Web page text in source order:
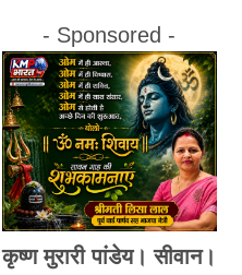
- Sponsored -
कृष्ण मुरारी पांडेय। सीवान।